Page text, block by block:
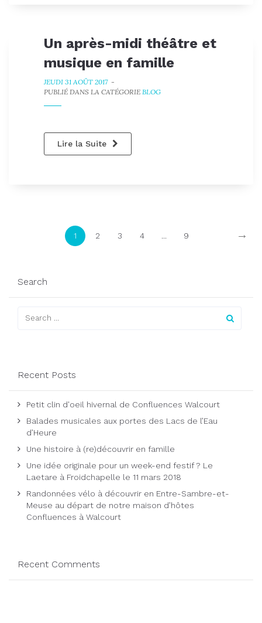
Un après-midi théâtre et
musique en famille
JEUDI 31 AOÛT 2017-
PUBLIÉ DANS LA CATÉGORIE BLOG
Lire la Suite
1 2 3 4 ... 9 →
Search
Recent Posts
Petit clin d'oeil hivernal de Confluences Walcourt
Balades musicales aux portes des Lacs de l’Eau
d’Heure
Une histoire à (re)découvrir en famille
Une idée originale pour un week-end festif ? Le
Laetare à Froidchapelle le 11 mars 2018
Randonnées vélo à découvrir en Entre-Sambre-et-
Meuse au départ de notre maison d’hôtes
Confluences à Walcourt
Recent Comments